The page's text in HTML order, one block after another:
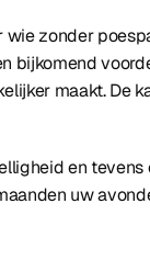
zonder
bijkomend
maakt. De
en
uw